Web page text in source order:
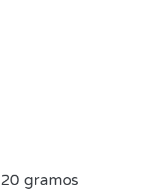
gramos